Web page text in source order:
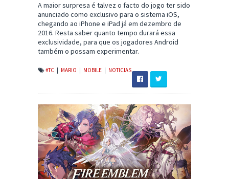
A maior surpresa é talvez o facto do jogo ter sido
anunciado como exclusivo para o sistema iOS,
chegando ao iPhone e iPad já em dezembro de
2016. Resta saber quanto tempo durará essa
exclusividade, para que os jogadores Android
também o possam experimentar.
#TC MARIO MOBILE NOTICIAS